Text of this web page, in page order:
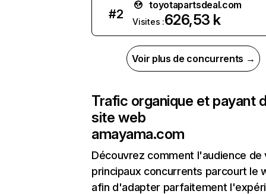
#2
toyotapartsdeal.com
Visites :626,53 k
Voir plus de concurrents →
Trafic organique et payant
site web
amayama.com
Découvrez comment l'audience de
principaux concurrents parcourt le
afin d'adapter parfaitement